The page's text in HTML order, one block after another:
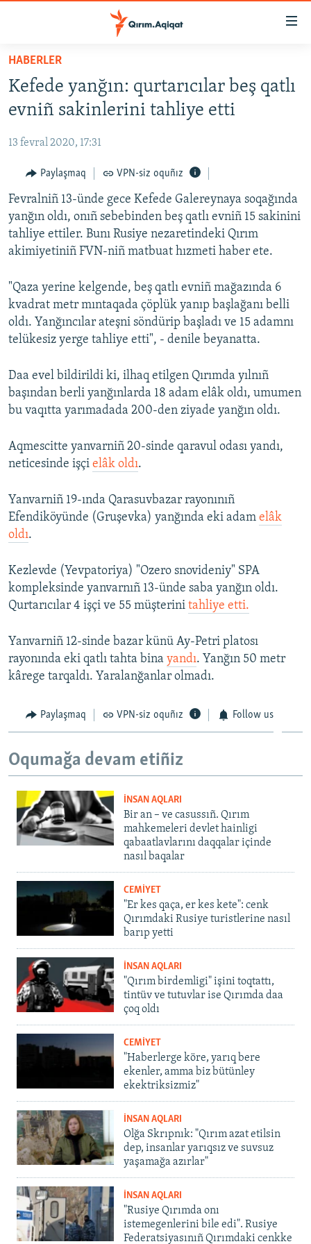
Esas
qaytmaq
Baş
qaytmaq
qaytmaq
HABERLER
CEMİYET
MEDENİYET
İNSAN AQLARI
VİDEO
SÜRET
FİKİR
Русский
QOŞULIÑIZ!
RFE/RS bütün saytları
HABERLER
Kefede yanğın: qurtarıcılar beş qatlı
evniñ sakinlerini tahliye etti
13 fevral 2020, 17:31
Paylaşmaq VPN-siz oquñız
Fevralniñ 13-ünde gece Kefede Galereynaya soqağında
yanğın oldı, onıñ sebebinden beş qatlı evniñ 15 sakinini
tahliye ettiler. Bunı Rusiye nezaretindeki Qırım
akimiyetiniñ FVN-niñ matbuat hızmeti haber ete.
"Qaza yerine kelgende, beş qatlı evniñ mağazında 6
kvadrat metr mıntaqada çöplük yanıp başlağanı belli
oldı. Yanğıncılar ateşni söndürip başladı ve 15 adamnı
telükesiz yerge tahliye etti", - denile beyanatta.
Daa evel bildirildi ki, ilhaq etilgen Qırımda yılnıñ
başından berli yanğınlarda 18 adam elâk oldı, umumen
bu vaqıtta yarımadada 200-den ziyade yanğın oldı.
Aqmescitte yanvarniñ 20-sinde qaravul odası yandı,
neticesinde işçi elâk oldı.
Yanvarniñ 19-ında Qarasuvbazar rayonınıñ
Efendiköyünde (Gruşevka) yanğında eki adam elâk
oldı.
Kezlevde (Yevpatoriya) "Ozero snovideniy" SPA
kompleksinde yanvarnıñ 13-ünde saba yanğın oldı.
Qurtarıcılar 4 işçi ve 55 müşterini tahliye etti.
Yanvarniñ 12-sinde bazar künü Ay-Petri platosı
rayonında eki qatlı tahta bina yandı. Yanğın 50 metr
kârege tarqaldı. Yaralanğanlar olmadı.
Paylaşmaq VPN-siz oquñız Follow us
Oqumağa devam etiñiz
İNSAN AQLARI
Bir an – ve casussıñ. Qırım
mahkemeleri devlet hainligi
qabaatlavlarını daqqalar içinde
nasıl baqalar
CEMİYET
"Er kes qaça, er kes kete": cenk
Qırımdaki Rusiye turistlerine nasıl
barıp yetti
İNSAN AQLARI
"Qırım birdemligi" işini toqtattı,
tintüv ve tutuvlar ise Qırımda daa
çoq oldı
CEMİYET
"Haberlerge köre, yarıq bere
ekenler, amma biz bütünley
ekektriksizmiz"
İNSAN AQLARI
Olğa Skrıpnık: "Qırım azat etilsin
dep, insanlar yarıqsız ve suvsuz
yaşamağa azırlar"
İNSAN AQLARI
"Rusiye Qırımda onı
istemegenlerini bile edi". Rusiye
Federatsiyasınıñ Qırımdaki cenkke